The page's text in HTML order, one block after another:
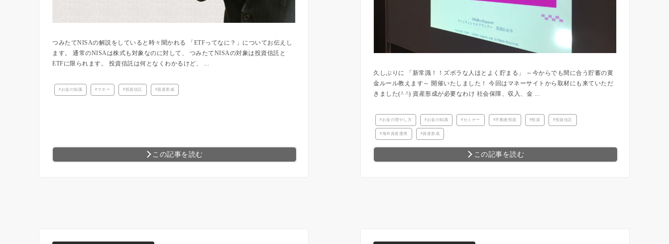
つみたてNISAの解説をしていると時々聞かれる 「ETFってなに？」についてお伝えし
ます。 通常のNISAは株式も対象なのに対して、 つみたてNISAの対象は投資信託と
ETFに限られます。 投資信託は何となくわかるけど、 ...
この記事を読む
お金の知識 マネー 投資信託 資産形成
久しぶりに 「新常識！！ズボラな人ほとよく貯まる」 ～今からでも間に合う貯蓄の黄
金ルール教えます～ 開催いたしました！ 今回はマネーサイトから取材にも来ていただ
きました(^ ^) 資産形成が必要なわけ 社会保障、収入、金 ...
この記事を読む
お金の増やし方 お金の知識 セミナー 不動産投資 投資 投資信託
海外資産運用 資産形成